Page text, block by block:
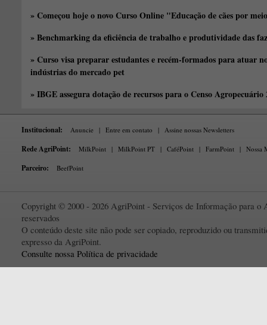
» Começou hoje o novo Curso Online "Educação de cães por
» Benchmarking da eficiência de trabalho e produtividade das
» Curso visa preparar estudantes e recém-formados para atuar
indústrias do mercado pet
» IBGE assegura dotação de recursos para o Censo Agropecuário
Institucional: Anuncie | Entre em contato | Assine nossas Newsletters
Rede AgriPoint: MilkPoint | MilkPoint PT | CaféPoint | FarmPoint | Nossa
Parceiro: BeefPoint
Copyright © 2000 - 2026 AgriPoint - Serviços de Informação para o
reservados
O conteúdo deste site não pode ser copiado, reproduzido ou
expresso da AgriPoint.
Consulte nossa Política de privacidade